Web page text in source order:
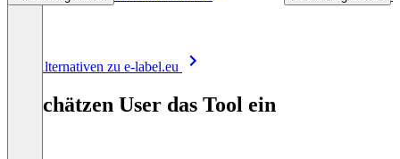
Alle Alternativen zu e-label.eu
So schätzen User das Tool ein